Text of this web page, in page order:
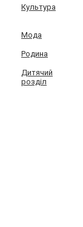
Культура
Мода
Родина
Дитячий
розділ